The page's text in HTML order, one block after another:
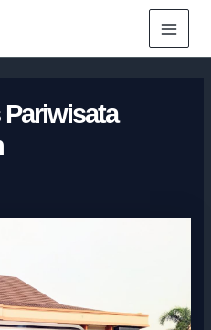
Main
Menu